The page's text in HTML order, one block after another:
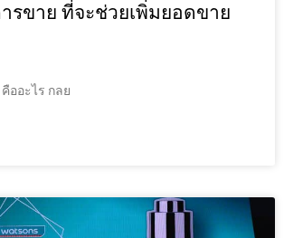
รขาย ที่จะช่วยเพิ่มยอดขาย
ออะไร กลย